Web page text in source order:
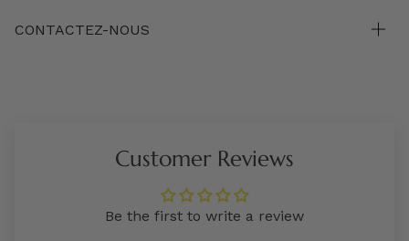
CONTACTEZ-NOUS
Customer Reviews
Be the first to write a review